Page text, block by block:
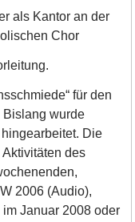
als Kantor an der
Chor
für den
Bislang wurde
Die
des
2006 (Audio),
Januar 2008 oder